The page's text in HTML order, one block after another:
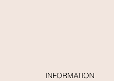
INFORMATION